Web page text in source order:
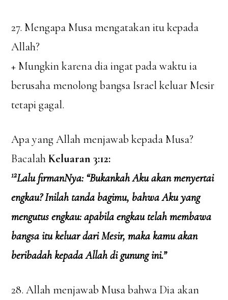
27. Mengapa Musa mengatakan itu kepada
Allah?
+ Mungkin karena dia ingat pada waktu ia
berusaha menolong bangsa Israel keluar Mesir
tetapi gagal.
Apa yang Allah menjawab kepada Musa?
BacalahKeluaran 3:12:
12Lalu firmanNya: “Bukankah Aku akan menyertai
engkau? Inilah tanda bagimu, bahwa Aku yang
mengutus engkau: apabila engkau telah membawa
bangsa itu keluar dari Mesir, maka kamu akan
beribadah kepada Allah di gunung ini.”
28. Allah menjawab Musa bahwa Dia akan